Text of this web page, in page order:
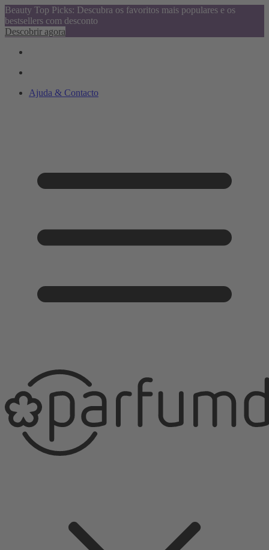
Beauty Top Picks: Descubra os favoritos mais populares e os
bestsellers com desconto
Descobrir agora
Ajuda & Contacto